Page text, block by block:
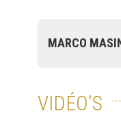
MARCO
VIDÉO'S